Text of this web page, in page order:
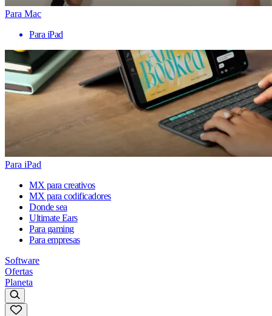
Para Mac
Para iPad
Para iPad
MX para creativos
MX para codificadores
Donde sea
Ultimate Ears
Para gaming
Para empresas
Software
Ofertas
Planeta